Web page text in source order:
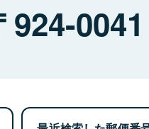
924-0041